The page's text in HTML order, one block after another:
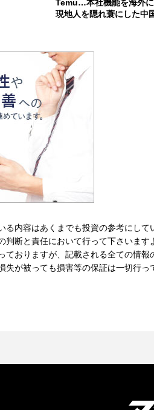
Temu…本社機能を海外
現地人を隠れ蓑にした中
る内容はあくまでも投資の参考にし
判断と責任において行って下さいま
ておりますが、記載される全ての情報
失が被っても損害等の保証は一切行っ